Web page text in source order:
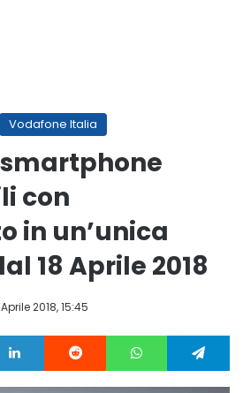
Vodafone Italia
con
in un’unica
18 Aprile 2018
Aprile 2018, 15:45
LinkedIn Reddit WhatsApp